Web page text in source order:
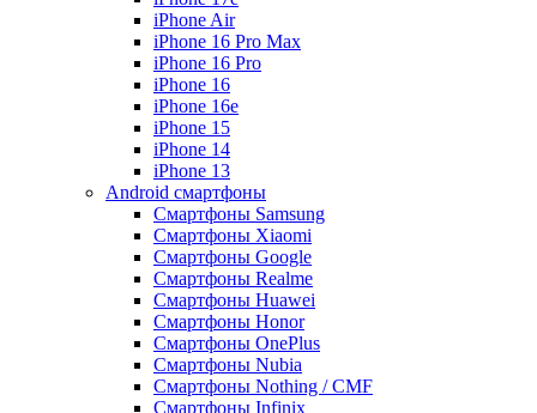
iPhone Air
iPhone 16 Pro Max
iPhone 16 Pro
iPhone 16
iPhone 16e
iPhone 15
iPhone 14
iPhone 13
Android cмартфоны
Смартфоны Samsung
Смартфоны Xiaomi
Смартфоны Google
Смартфоны Realme
Смартфоны Huawei
Смартфоны Honor
Смартфоны OnePlus
Смартфоны Nubia
Смартфоны Nothing / CMF
Смартфоны Infinix